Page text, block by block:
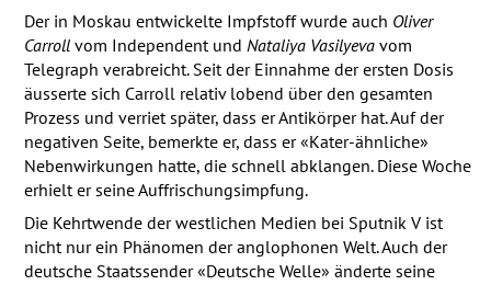
Der in Moskau entwickelte Impfstoff wurde auch Oliver
Carrollvom Independent und Nataliya Vasilyevavom
Telegraph verabreicht. Seit der Einnahme der ersten Dosis
äusserte sich Carroll relativ lobend über den gesamten
Prozess und verriet später, dass er Antikörper hat. Auf der
negativen Seite, bemerkte er, dass er «Kater-ähnliche»
Nebenwirkungen hatte, die schnell abklangen. Diese Woche
erhielt er seine Auffrischungsimpfung.
Die Kehrtwende der westlichen Medien bei Sputnik V ist
nicht nur ein Phänomen der anglophonen Welt. Auch der
deutsche Staatssender «Deutsche Welle» änderte seine